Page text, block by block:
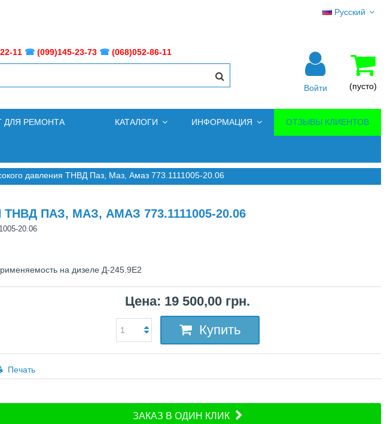
Русский
11 ☎ (099)145-23-73 ☎ (068)052-86-11
(пусто)
Войти
ДЛЯ РЕМОНТА ОТЗЫВЫ КЛИЕНТОВ
ИНФОРМАЦИЯ
КАТАЛОГИ
давления ТНВД Паз, Маз, Амаз 773.1111005-20.06
ПАЗ, МАЗ, АМАЗ 773.1111005-20.06
20.06
нa дизeлe Д-245.9Е2
Цена: 19 500,00 грн.
Купить
Печать
ЗАКАЗ В ОДИН КЛИК